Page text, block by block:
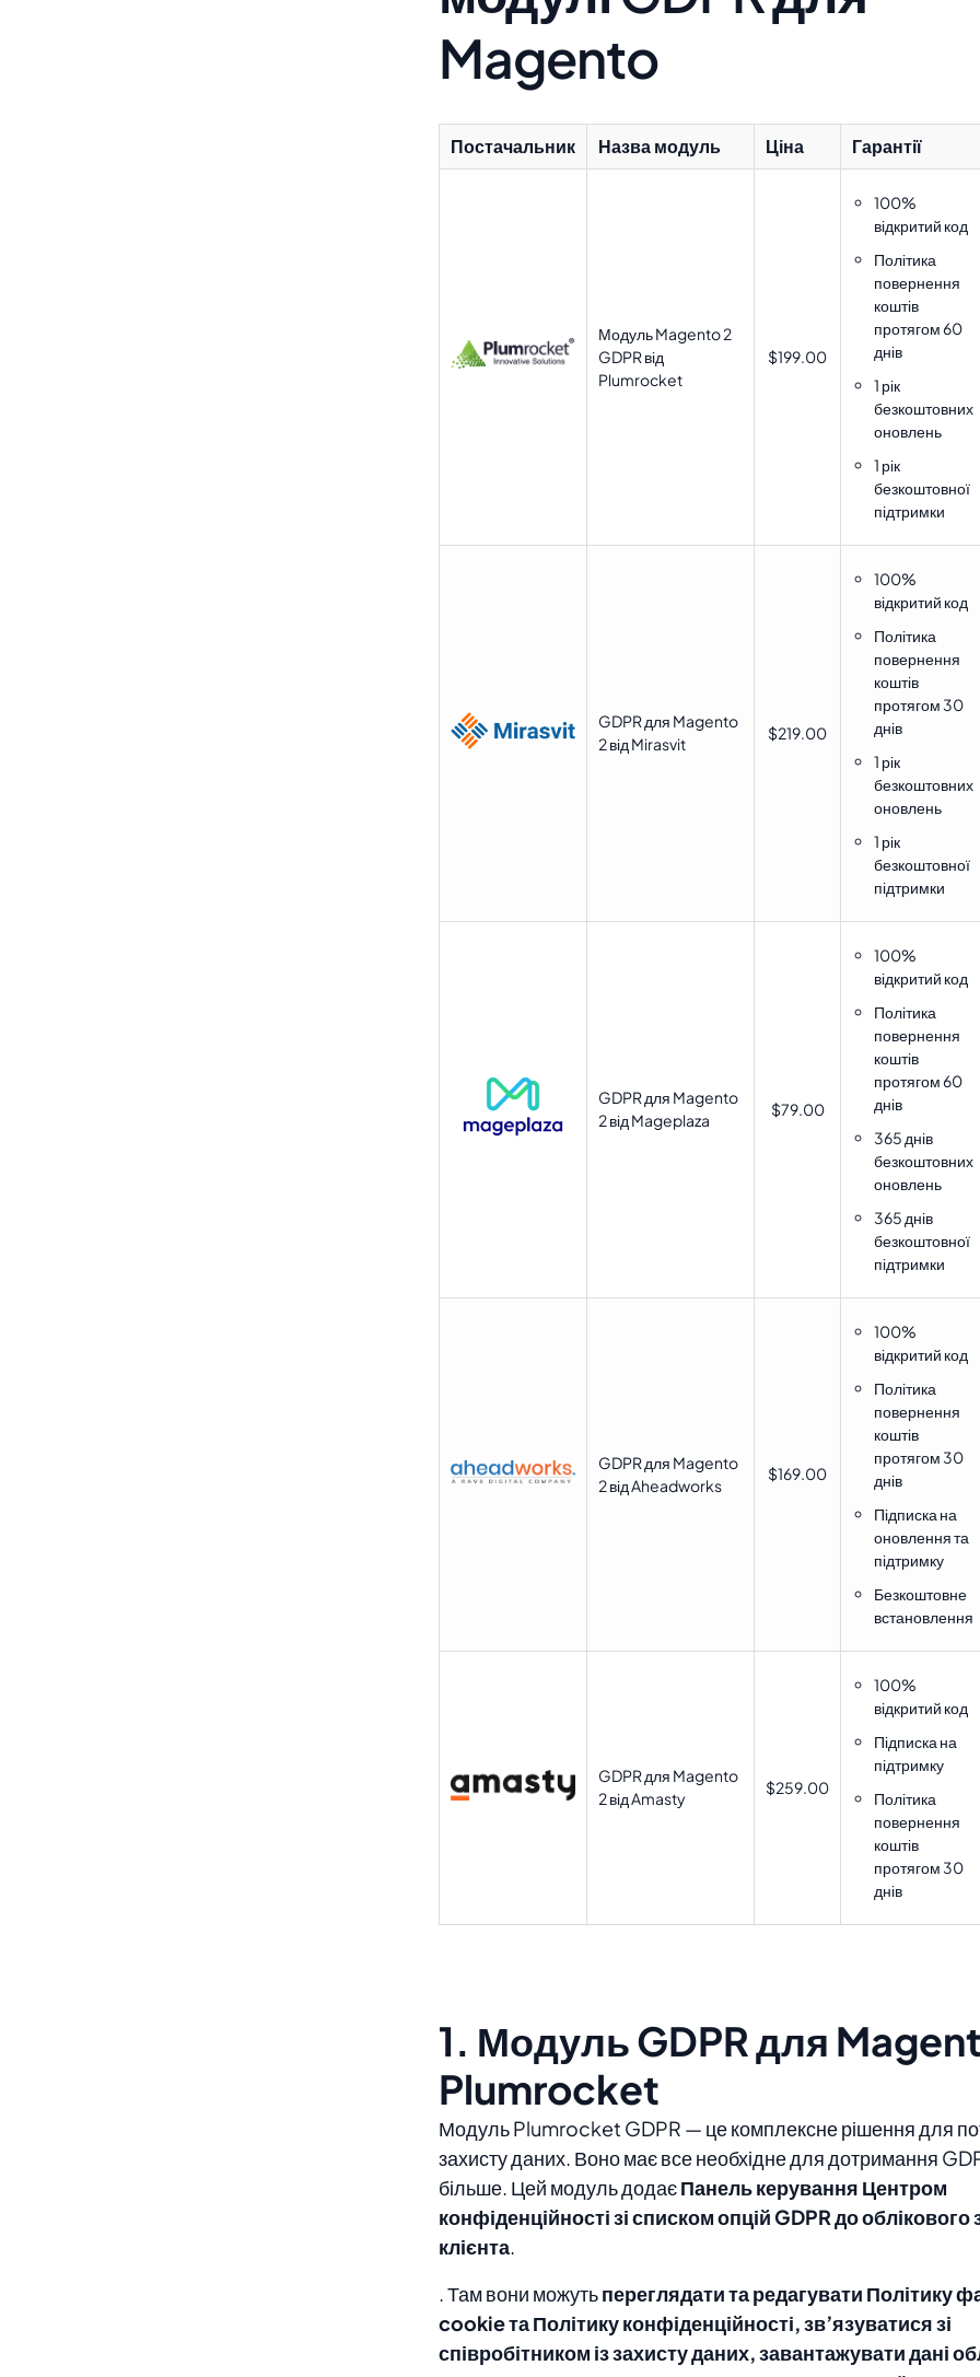
Magento
Постачальник Назва модуль Ціна Гарантії
Модуль Magento 2
GDPR від
Plumrocket
$199.00
100%
відкритий код
Політика
повернення
коштів
протягом 60
днів
1 рік
безкоштовних
оновлень
1 рік
безкоштовної
підтримки
GDPR для Magento
2 від Mirasvit
$219.00
100%
відкритий код
Політика
повернення
коштів
протягом 30
днів
1 рік
безкоштовних
оновлень
1 рік
безкоштовної
підтримки
GDPR для Magento
2 від Mageplaza
$79.00
100%
відкритий код
Політика
повернення
коштів
протягом 60
днів
365 днів
безкоштовних
оновлень
365 днів
безкоштовної
підтримки
GDPR для Magento
2 від Aheadworks
$169.00
100%
відкритий код
Політика
повернення
коштів
протягом 30
днів
Підписка на
оновлення та
підтримку
Безкоштовне
встановлення
GDPR для Magento
2 від Amasty
$259.00
100%
відкритий код
Підписка на
підтримку
Політика
повернення
коштів
протягом 30
днів
1. Модуль GDPR для
Plumrocket
Модуль Plumrocket GDPR — це комплексне рішення для
захисту даних. Воно має все необхідне для дотримання
більше. Цей модуль додаєПанель керування Центром
конфіденційності зі списком опцій GDPR до облікового
клієнта.
. Там вони можутьпереглядати та редагувати Політику
cookie та Політику конфіденційності, зв’язуватися зі
співробітником із захисту даних, завантажувати дані